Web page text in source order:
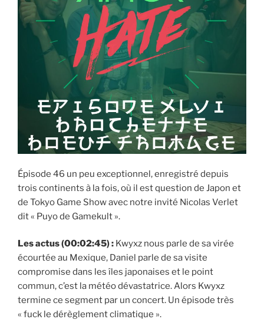
Épisode 46 un peu exceptionnel, enregistré depuis
trois continents à la fois, où il est question de Japon et
de Tokyo Game Show avec notre invité Nicolas Verlet
dit « Puyo de Gamekult ».
Les actus (00:02:45) : Kwyxz nous parle de sa virée
écourtée au Mexique, Daniel parle de sa visite
compromise dans les îles japonaises et le point
commun, c’est la météo dévastatrice. Alors Kwyxz
termine ce segment par un concert. Un épisode très
« fuck le dérèglement climatique ».